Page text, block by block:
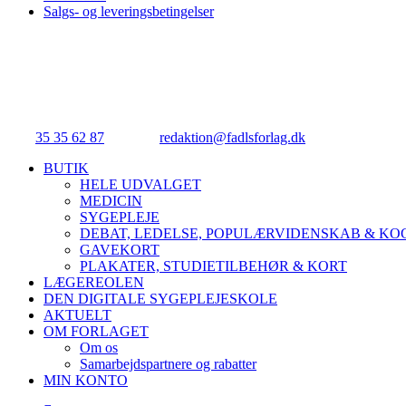
Salgs- og leveringsbetingelser
35 35 62 87 redaktion@fadlsforlag.dk
Close
BUTIK
HELE UDVALGET
MEDICIN
SYGEPLEJE
DEBAT, LEDELSE, POPULÆRVIDENSKAB &
GAVEKORT
PLAKATER, STUDIETILBEHØR & KORT
LÆGEREOLEN
DEN DIGITALE SYGEPLEJESKOLE
AKTUELT
OM FORLAGET
Om os
Samarbejdspartnere og rabatter
MIN KONTO